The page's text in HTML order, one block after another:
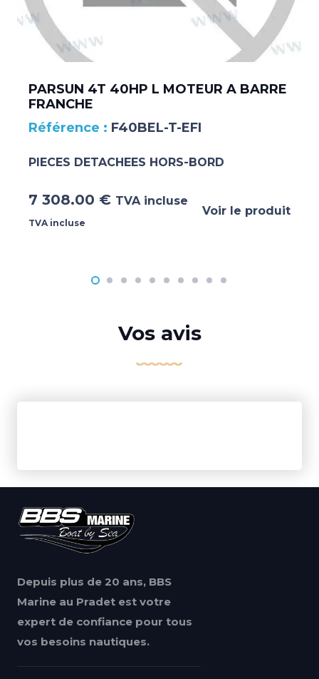
PARSUN 4T 40HP L MOTEUR A BARRE
FRANCHE
F40BEL-T-EFI
PIECES DETACHEES HORS-BORD
7 308.00 € TVA incluse
TVA incluse
Voir le produit
Vos avis
Depuis plus de 20 ans, BBS
Marine au Pradet est votre
expert de confiance pour tous
vos besoins nautiques.